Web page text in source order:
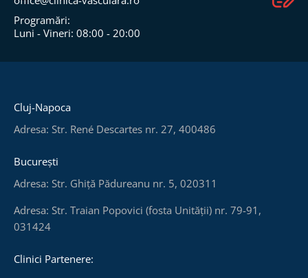
Programări:
Luni - Vineri: 08:00 - 20:00
Cluj-Napoca
Adresa: Str. René Descartes nr. 27, 400486
București
Adresa: Str. Ghiță Pădureanu nr. 5, 020311
Adresa: Str. Traian Popovici (fosta Unității) nr. 79-91,
031424
Clinici Partenere: